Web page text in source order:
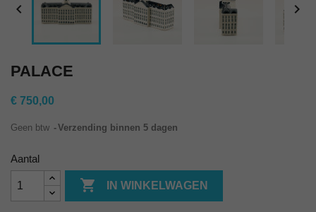
 
PALACE
€ 750,00
Geen btw Verzending binnen 5 dagen
Aantal
 IN WINKELWAGEN